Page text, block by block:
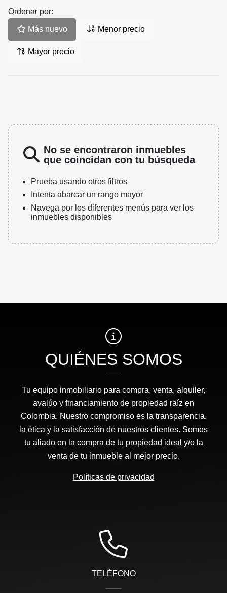
Ordenar por:
Más nuevo Menor precio
Mayor precio
No se encontraron inmuebles
que coincidan con tu búsqueda
Prueba usando otros filtros
Intenta abarcar un rango mayor
Navega por los diferentes menús para ver los
inmuebles disponibles
QUIÉNES SOMOS
Tu equipo inmobiliario para compra, venta, alquiler,
avalúo y financiamiento de propiedad raíz en
Colombia. Nuestro compromiso es la transparencia,
la ética y la satisfacción de nuestros clientes. Somos
tu aliado en la compra de tu propiedad ideal y/o la
venta de tu inmueble al mejor precio.
Políticas de privacidad
TELÉFONO